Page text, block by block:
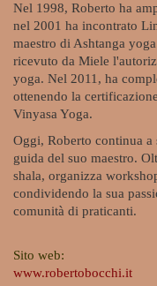
Nel 1998, Roberto ha
nel 2001 ha incontrato
maestro di Ashtanga
ricevuto da Miele
yoga. Nel 2011, ha
ottenendo la
Vinyasa Yoga.
Oggi, Roberto continua a
guida del suo maestro.
shala, organizza
condividendo la sua
comunità di praticanti.
Sito web:
www.robertobocchi.it